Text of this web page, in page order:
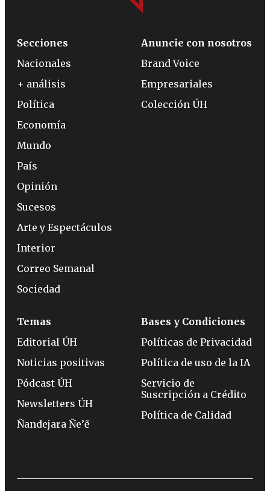
Secciones
Nacionales
+ análisis
Política
Economía
Mundo
País
Opinión
Sucesos
Arte y Espectáculos
Interior
Correo Semanal
Sociedad
Anuncie con nosotros
Brand Voice
Empresariales
Colección ÚH
Temas
Editorial ÚH
Noticias positivas
Pódcast ÚH
Newsletters ÚH
Ñandejara Ñe’ẽ
Bases y Condiciones
Políticas de Privacidad
Política de uso de la IA
Servicio de
Suscripción a Crédito
Política de Calidad